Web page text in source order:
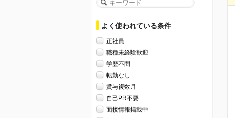
よく使われている条件
正社員
職種未経験歓迎
学歴不問
転勤なし
賞与複数月
自己PR不要
面接情報掲載中